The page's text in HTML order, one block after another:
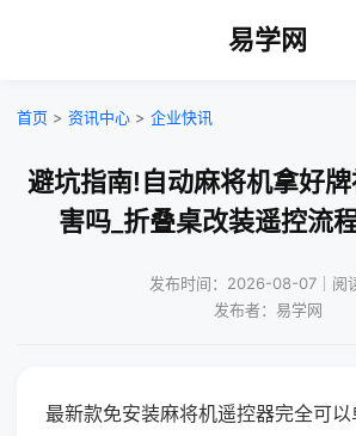
易学网
首页 > 资讯中心 > 企业快讯
避坑指南!自动麻将机拿好
害吗_折叠桌改装遥控流
发布时间：2026-08-07｜阅
发布者：易学网
最新款免安装麻将机遥控器完全可